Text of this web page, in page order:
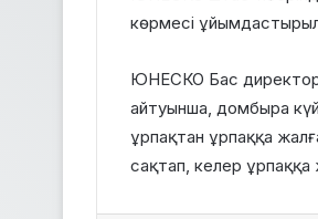
көрмесі
ЮНЕСКО Бас
айтуынша, домбыра
ұрпақтан ұрпаққа
сақтап, келер ұрпаққа